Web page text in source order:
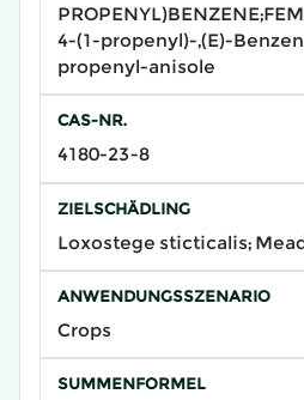
4-(1-propenyl)-,(E)-
propenyl-anisole
CAS-NR.
4180-23-8
ZIELSCHÄDLING
Loxostege sticticalis;
ANWENDUNGSSZENARIO
Crops
SUMMENFORMEL